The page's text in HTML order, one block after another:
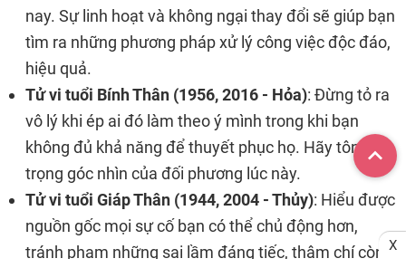
nay. Sự linh hoạt và không ngại thay đổi sẽ giúp bạn
tìm ra những phương pháp xử lý công việc độc đáo,
hiệu quả.
Tử vi tuổi Bính Thân (1956, 2016 - Hỏa): Đừng tỏ ra
vô lý khi ép ai đó làm theo ý mình trong khi bạn
không đủ khả năng để thuyết phục họ. Hãy tôn
trọng góc nhìn của đối phương lúc này.
Tử vi tuổi Giáp Thân (1944, 2004 - Thủy): Hiểu được
nguồn gốc mọi sự cố bạn có thể chủ động hơn,
tránh phạm những sai lầm đáng tiếc, thậm chí còn
X